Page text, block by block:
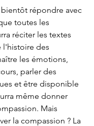
répondre avec
toutes les
réciter les textes
l'histoire des
les émotions,
parler des
et être disponible
même donner
Mais
la compassion ? La